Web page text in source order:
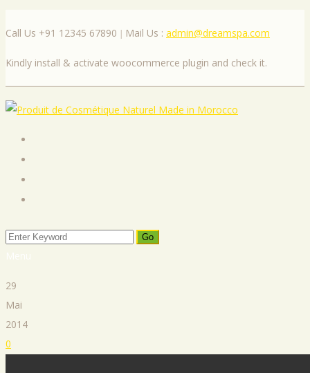
Call Us +91 12345 67890 Mail Us : admin@dreamspa.com
Kindly install & activate woocommerce plugin and check it.
29
Mai
2014
0